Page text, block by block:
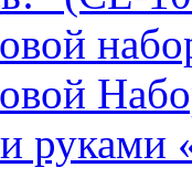
руками